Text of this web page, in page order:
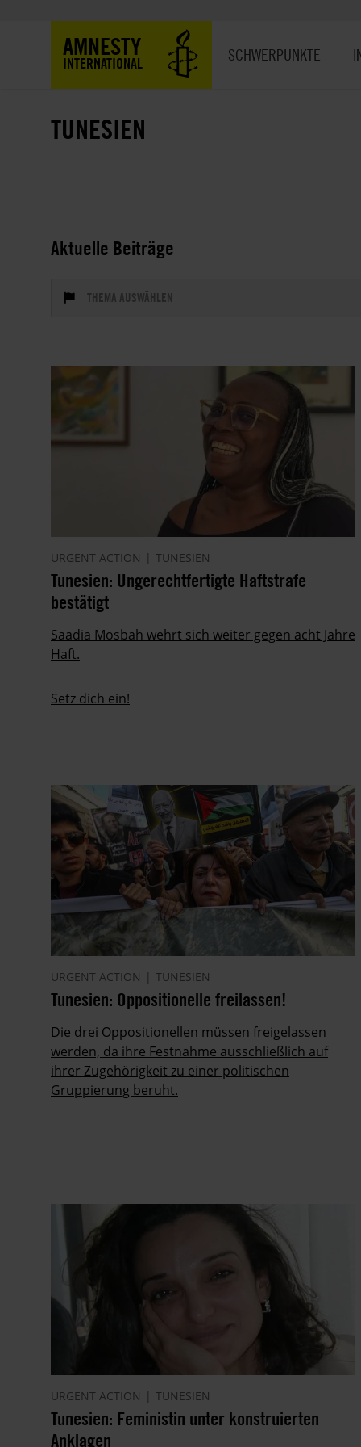
AMNESTY
INTERNATIONAL SCHWERPUNKTE
TUNESIEN
Aktuelle Beiträge
THEMA AUSWÄHLEN
URGENT ACTION TUNESIEN
Tunesien: Ungerechtfertigte Haftstrafe
bestätigt
Saadia Mosbah wehrt sich weiter gegen acht Jahre
Haft.
Setz dich ein!
URGENT ACTION TUNESIEN
Tunesien: Oppositionelle freilassen!
Die drei Oppositionellen müssen freigelassen
werden, da ihre Festnahme ausschließlich auf
ihrer Zugehörigkeit zu einer politischen
Gruppierung beruht.
URGENT ACTION TUNESIEN
Tunesien: Feministin unter konstruierten
Anklagen